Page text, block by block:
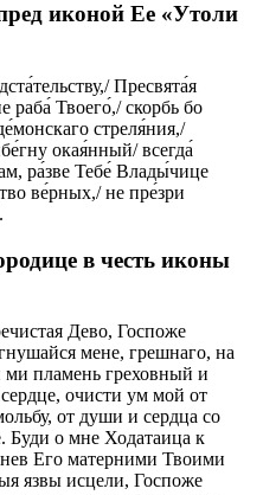
иконой Ее «Утоли
Пресвята́я
Твоего́,/ скорбь бо
стреля́ния,/
окая́нный/ всегда́
ра́зве Тебе́ Влады́чице
ве́рных,/ не пре́зри
в честь иконы
Дево, Госпоже
мене, грешнаго, на
пламень греховный и
очисти ум мой от
от души и сердца со
Буди о мне Ходатаица к
Его матерними Твоими
язвы исцели, Госпоже